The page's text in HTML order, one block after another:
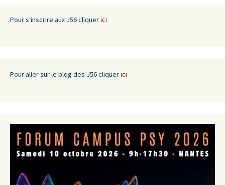
Pour s'inscrire aux J56 cliquerici
Pour aller sur le blog des J56 cliquerici